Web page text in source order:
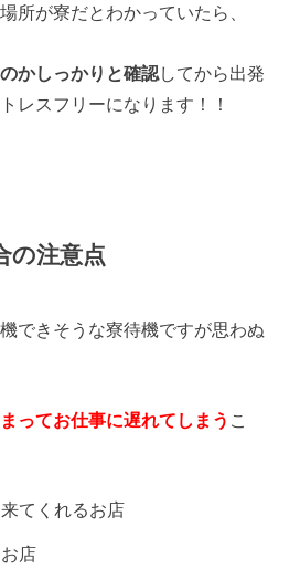
所が寮だとわかっていたら、
かしっかりと確認してから出発
レスフリーになります！！
の注意点
できそうな寮待機ですが思わぬ
ってお仕事に遅れてしまう こ
てくれるお店
店